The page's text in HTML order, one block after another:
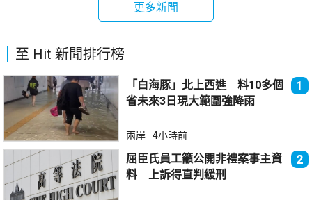
更多新聞
至 Hit 新聞排行榜
「白海豚」北上西進 料10多個
省未來3日現大範圍強降雨
1
兩岸 4小時前
屈臣氏員工籲公開非禮案事主資
料 上訴得直判緩刑
2